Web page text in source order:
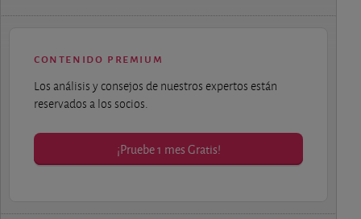
contenido premium
Los análisis y consejos de nuestros expertos están
reservados a los socios.
¡Pruebe 1 mes Gratis!